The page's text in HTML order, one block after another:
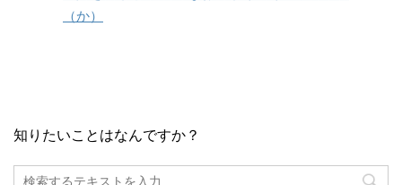
（か）
知りたいことはなんですか？